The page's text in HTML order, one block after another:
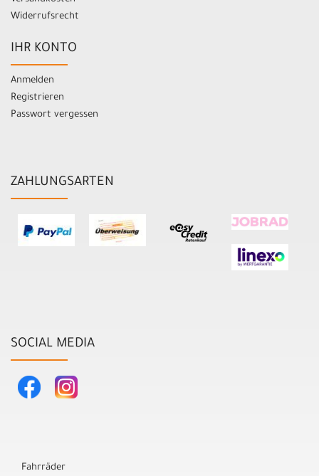
Widerrufsrecht
IHR KONTO
Anmelden
Registrieren
Passwort vergessen
ZAHLUNGSARTEN
SOCIAL MEDIA
Fahrräder